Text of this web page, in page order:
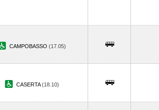
CAMPOBASSO (17.05)
CASERTA(18.10)